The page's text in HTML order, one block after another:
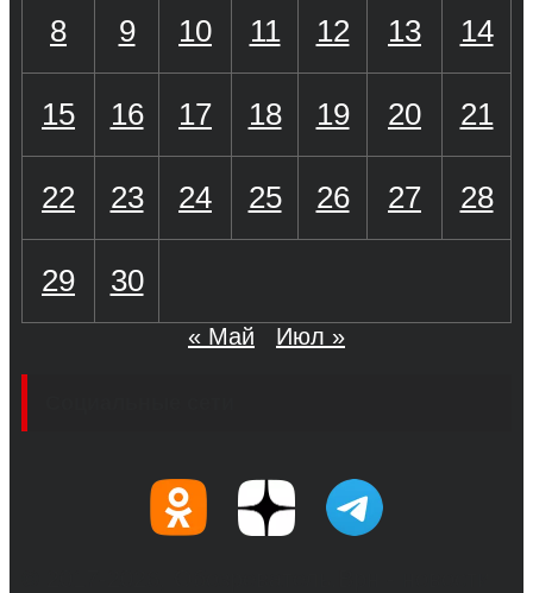
8 9 10 11 12 13 14
15 16 17 18 19 20 21
22 23 24 25 26 27 28
29 30
« Май Июл »